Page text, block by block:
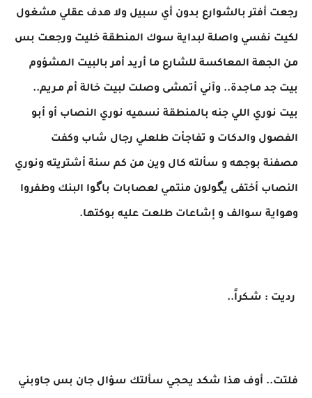
رجعت أفتر بالشوارع بدون أي سبيل ولا هدف عقلي مشغول
لكيت نفسي واصلة لبداية سوك المنطقة خليت ورجعت بس
من الجهة المعاكسة للشارع ما أريد أمر بالبيت المشؤوم
بيت جد مـاجدة.. وآني أتمشى وصلت لبيت خالة أم مـريم..
بيت نوري اللي جنه بالمنطقة نسميه نوري النصاب أو أبو
الفصول والدكات و تفاجأت طلعلي رجال شاب وكفت
مصفنة بوجهه و سألته كال وين من كم سنة أشتريته ونوري
النصاب أختفى يگولون منتمي لعصابات باگوا البنك وطفروا
وهواية سوالف و إشاعات طلعت عليه بوكتها.
رديت : شـكراً..
فلتت.. أوف هذا شكد يحجي سألتك سؤال جان بس جاوبني